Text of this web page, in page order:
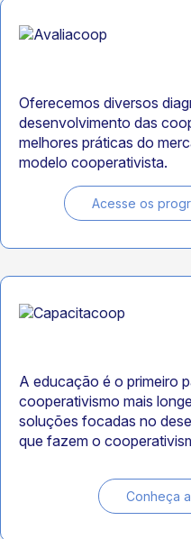
Oferecemos diversos
desenvolvimento das
melhores práticas do
modelo cooperativista.
Acesse os
A educação é o primeiro
cooperativismo mais
soluções focadas no
que fazem o
Conheça